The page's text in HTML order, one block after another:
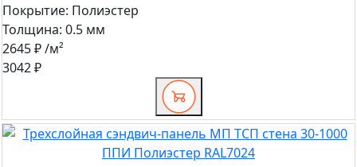
Покрытие: Полиэстер
Толщина: 0.5 мм
2645 ₽/м²
3042 ₽